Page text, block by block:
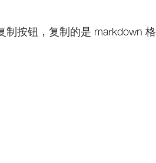
制按钮，复制的是 markdown 格